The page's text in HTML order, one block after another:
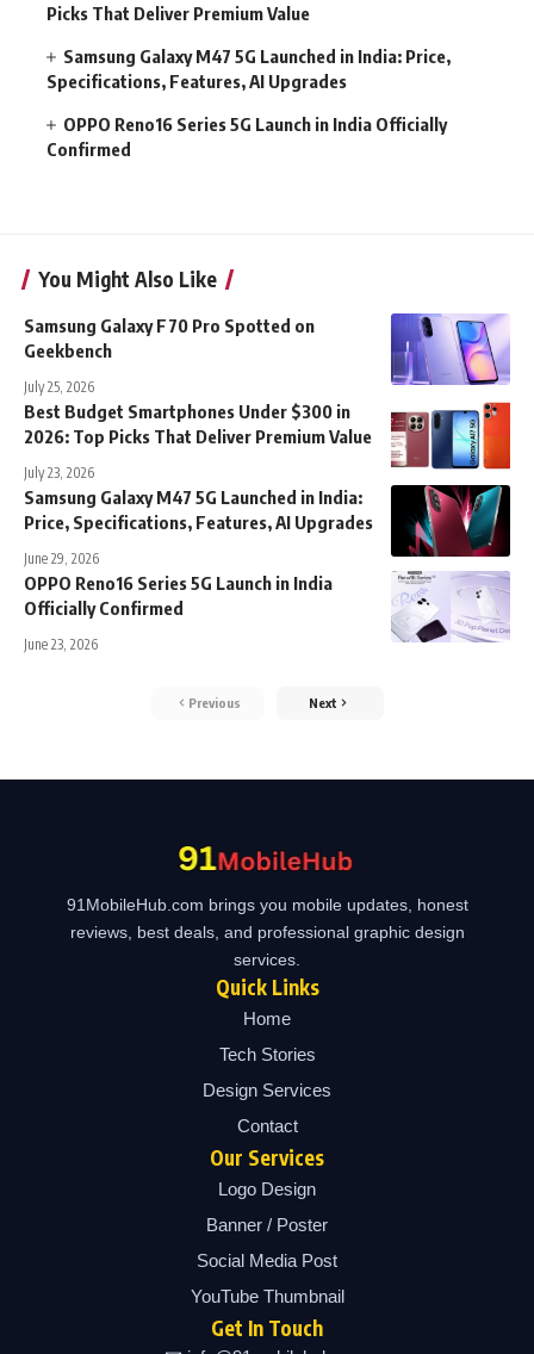
Picks That Deliver Premium Value
Samsung Galaxy M47 5G Launched in India: Price,
Specifications, Features, AI Upgrades
OPPO Reno16 Series 5G Launch in India Officially
Confirmed
You Might Also Like
Samsung Galaxy F70 Pro Spotted on
Geekbench
July 25, 2026
Best Budget Smartphones Under $300 in
2026: Top Picks That Deliver Premium Value
July 23, 2026
Samsung Galaxy M47 5G Launched in India:
Price, Specifications, Features, AI Upgrades
June 29, 2026
OPPO Reno16 Series 5G Launch in India
Officially Confirmed
June 23, 2026
Previous Next
91MobileHub.com brings you mobile updates, honest
reviews, best deals, and professional graphic design
services.
Quick Links
Home
Tech Stories
Design Services
Contact
Our Services
Logo Design
Banner / Poster
Social Media Post
YouTube Thumbnail
Get In Touch